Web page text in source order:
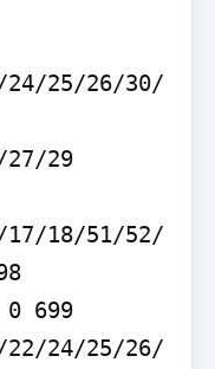
24/25/26/30/
29
17/18/51/52/
699
22/24/25/26/